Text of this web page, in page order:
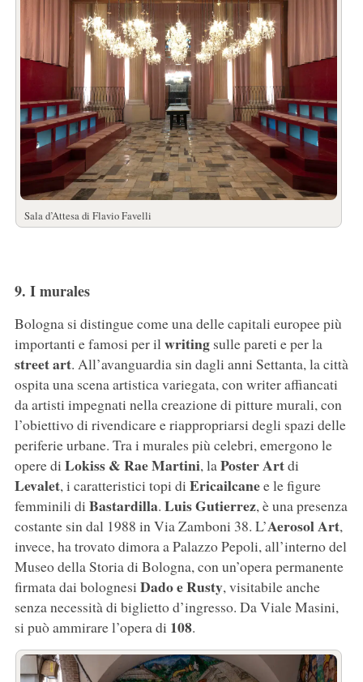
Sala d’Attesa di Flavio Favelli
9. I murales
Bologna si distingue come una delle capitali europee più
importanti e famosi per ilwritingsulle pareti e per la
streetart. All’avanguardia sin dagli anni Settanta, la città
ospita una scena artistica variegata, con writer affiancati
da artisti impegnati nella creazione di pitture murali, con
l’obiettivo di rivendicare e riappropriarsi degli spazi delle
periferie urbane. Tra i murales più celebri, emergono le
opere di Lokiss&RaeMartini, laPosterArtdi
Levalet, i caratteristici topi di Ericailcanee le figure
femminili di Bastardilla. LuisGutierrez, è una presenza
costante sin dal 1988 in Via Zamboni 38. L’AerosolArt,
invece, ha trovato dimora a Palazzo Pepoli, all’interno del
Museo della Storia di Bologna, con un’opera permanente
firmata dai bolognesi DadoeRusty, visitabile anche
senza necessità di biglietto d’ingresso. Da Viale Masini,
si può ammirare l’opera di 108.